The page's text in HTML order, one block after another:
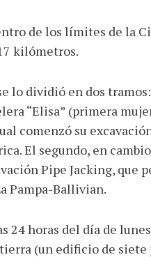
de los límites de la
kilómetros.
lo dividió en dos
“Elisa” (primera
comenzó su
El segundo, en
Pipe Jacking,
Pampa-Ballivian.
horas del día de
(un edificio de